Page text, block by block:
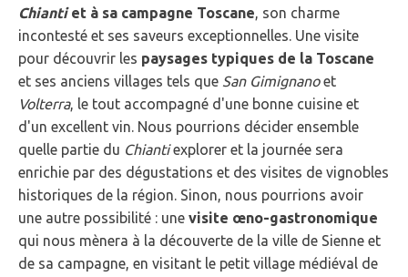
Chiantiet à sa campagne Toscane, son charme
incontesté et ses saveurs exceptionnelles. Une visite
pour découvrir les paysages typiques de la Toscane
et ses anciens villages tels que San Gimignanoet
Volterra, le tout accompagné d'une bonne cuisine et
d'un excellent vin. Nous pourrions décider ensemble
quelle partie du Chiantiexplorer et la journée sera
enrichie par des dégustations et des visites de vignobles
historiques de la région. Sinon, nous pourrions avoir
une autre possibilité : une visite œno-gastronomique
qui nous mènera à la découverte de la ville de Sienne et
de sa campagne, en visitant le petit village médiéval de